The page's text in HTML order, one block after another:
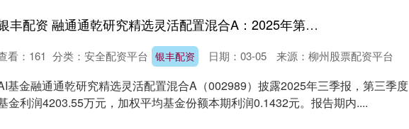
银丰配资 融通通乾研究精选灵活配置混合A：2025年第三季度利润420355万元 净值增长率139%
银丰配资 日期：03-05 来源：柳州股票配资平台
看： 161 分类： 安全配资平台
基金融通通乾研究精选灵活配置混合A（002989）披露2025年三季报，第三季度
金利润4203.55万元，加权平均基金份额本期利润0.1432元。报告期内....